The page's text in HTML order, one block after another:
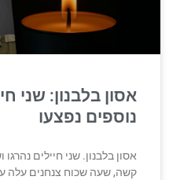
אסון בלבנון: שני
נוספים נפצעו
אסון בלבנון. שני חיילים
קשה, שעה שכוח צנחנים עלה